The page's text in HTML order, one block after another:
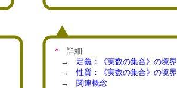
* 詳細
→ 定義：《実数の集合》の境界
→性質：《実数の集合》の境界
→ 関連概念